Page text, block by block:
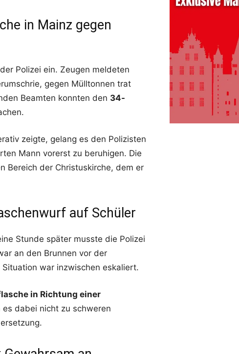
in Mainz gegen
Polizei ein. Zeugen meldeten
gegen Mülltonnen trat
Beamten konnten den 34-
zeigte, gelang es den Polizisten
Mann vorerst zu beruhigen. Die
Bereich der Christuskirche, dem er
auf Schüler
Stunde später musste die Polizei
an den Brunnen vor der
war inzwischen eskaliert.
in Richtung einer
dabei nicht zu schweren